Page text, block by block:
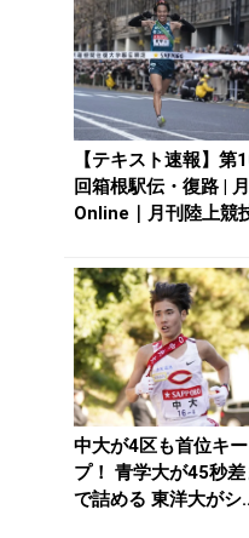
【テキスト速報】第
回箱根駅伝・復路 |
Online｜月刊陸上競
中大が4区も首位キー
プ！ 青学大が45秒差
で詰める 東洋大がシ